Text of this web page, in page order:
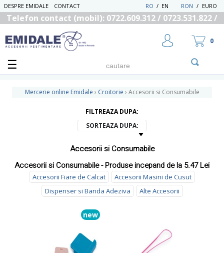
DESPRE EMIDALE CONTACT RON / EURO
EN
/
RO
Telefon contact (mobil): 0722.609.312 / 0723.531.822 /
UTILIZATOR NOU
RECUPEREAZA PAROLA
0
Mercerie online Emidale › Croitorie › Accesorii si Consumabile
FILTREAZA DUPA:
SORTEAZA DUPA:
Accesorii si Consumabile
Accesorii si Consumabile - Produse incepand de la 5.47 Lei
Accesorii Fiare de Calcat
Accesorii Masini de Cusut
Dispenser si Banda Adeziva
Alte Accesorii
new